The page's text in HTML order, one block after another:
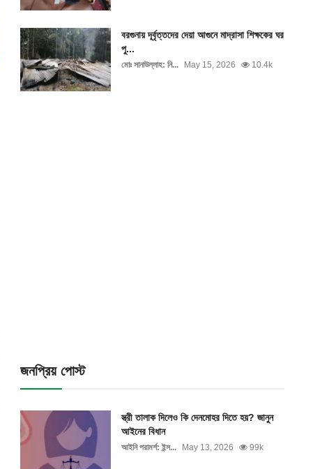
বরগুনায় দূর্বৃত্তদের দেয়া আগুনে মাদ্রাসা শিক্ষকের ঘর
পু...
মোঃ সানাউল্লাহ: নি... May 15, 2026 10.4k
জনপ্রিয় পোস্ট
স্ত্রী তালাক দিলেও কি দেনমোহর দিতে হয়? জানুন
আইনের বিধান
আইনি পরামর্শ: ইন্স... May 13, 2026 99k